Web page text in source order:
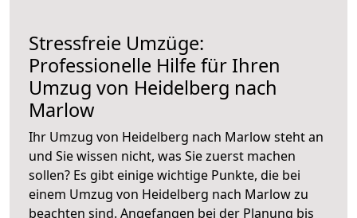
Stressfreie Umzüge:
Professionelle Hilfe für Ihren
Umzug von Heidelberg nach
Marlow
Ihr Umzug von Heidelberg nach Marlow steht an
und Sie wissen nicht, was Sie zuerst machen
sollen? Es gibt einige wichtige Punkte, die bei
einem Umzug von Heidelberg nach Marlow zu
beachten sind. Angefangen bei der Planung bis